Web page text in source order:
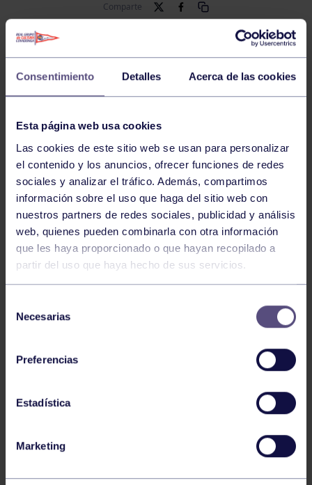
Consentimiento Detalles Acerca de las cookies
Esta página web usa cookies
Las cookies de este sitio web se usan para personalizar
el contenido y los anuncios, ofrecer funciones de redes
sociales y analizar el tráfico. Además, compartimos
información sobre el uso que haga del sitio web con
nuestros partners de redes sociales, publicidad y análisis
web, quienes pueden combinarla con otra información
que les haya proporcionado o que hayan recopilado a
partir del uso que haya hecho de sus servicios.
Necesarias
Preferencias
Estadística
Marketing
Comparte
NOTICIAS RELACIONADAS
Atletismo 22 Jun 2026
CAMPEONATO DE ASTURIAS SUB23 Y
ABSOLUTO
Atletismo
CAMPEONATO DE ASTURIAS SUB14 Y
SUB16